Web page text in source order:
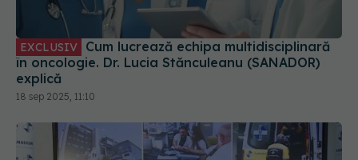
EXCLUSIV
Cum lucrează echipa multidisciplinară
în oncologie. Dr. Lucia Stănculeanu (SANADOR)
explică
18 sep 2025, 11:10